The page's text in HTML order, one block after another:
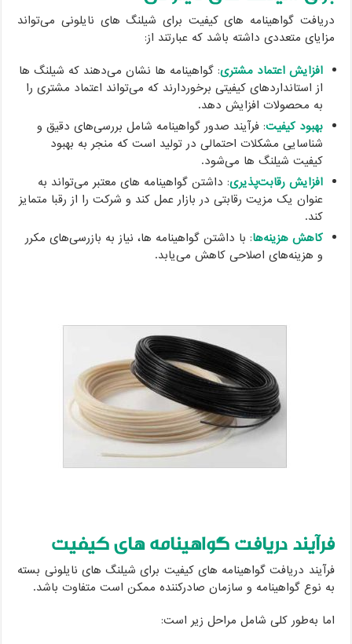
دریافت گواهینامه های کیفیت برای شیلنگ های نایلونی می‌تواند
مزایای متعددی داشته باشد که عبارتند از:
افزایش اعتماد مشتری: گواهینامه ها نشان می‌دهند که شیلنگ ها
از استانداردهای کیفیتی برخوردارند که می‌تواند اعتماد مشتری را
به محصولات افزایش دهد.
بهبود کیفیت: فرآیند صدور گواهینامه شامل بررسی‌های دقیق و
شناسایی مشکلات احتمالی در تولید است که منجر به بهبود
کیفیت شیلنگ ها می‌شود.
افزایش رقابت‌پذیری: داشتن گواهینامه های معتبر می‌تواند به
عنوان یک مزیت رقابتی در بازار عمل کند و شرکت را از رقبا متمایز
کند.
کاهش هزینه‌ها: با داشتن گواهینامه ها، نیاز به بازرسی‌های مکرر
و هزینه‌های اصلاحی کاهش می‌یابد.
فرآیند دریافت گواهینامه های کیفیت
فرآیند دریافت گواهینامه های کیفیت برای شیلنگ های نایلونی بسته
به نوع گواهینامه و سازمان صادرکننده ممکن است متفاوت باشد.
اما به‌طور کلی شامل مراحل زیر است: